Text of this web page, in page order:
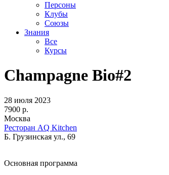
Персоны
Клубы
Союзы
Знания
Все
Курсы
Champagne Bio#2
28 июля 2023
7900 р.
Москва
Ресторан AQ Kitchen
Б. Грузинская ул., 69
Основная программа